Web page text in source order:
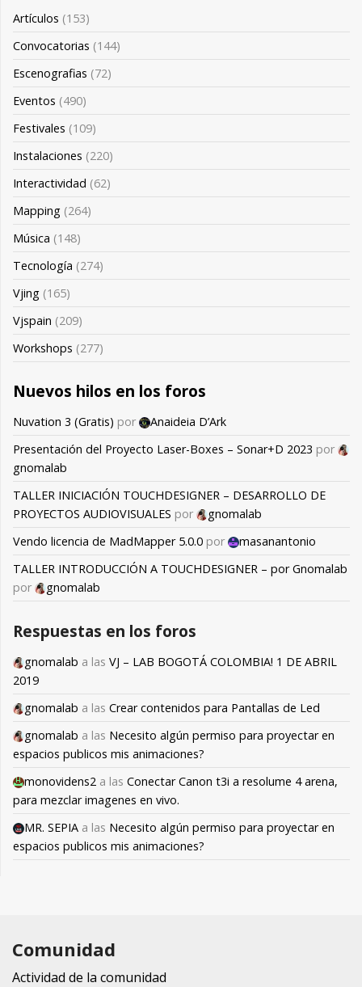
Artículos (153)
Convocatorias (144)
Escenografias (72)
Eventos (490)
Festivales (109)
Instalaciones (220)
Interactividad (62)
Mapping (264)
Música (148)
Tecnología (274)
Vjing (165)
Vjspain (209)
Workshops (277)
Nuevos hilos en los foros
Nuvation 3 (Gratis) por
Anaideia D’Ark
Presentación del Proyecto Laser-Boxes – Sonar+D 2023 por
gnomalab
TALLER INICIACIÓN TOUCHDESIGNER – DESARROLLO DE
PROYECTOS AUDIOVISUALES por
gnomalab
Vendo licencia de MadMapper 5.0.0 por
masanantonio
TALLER INTRODUCCIÓN A TOUCHDESIGNER – por Gnomalab
por
gnomalab
Respuestas en los foros
gnomalab a las VJ – LAB BOGOTÁ COLOMBIA! 1 DE ABRIL
2019
gnomalab a las Crear contenidos para Pantallas de Led
gnomalab a las Necesito algún permiso para proyectar en
espacios publicos mis animaciones?
monovidens2 a las Conectar Canon t3i a resolume 4 arena,
para mezclar imagenes en vivo.
MR. SEPIA a las Necesito algún permiso para proyectar en
espacios publicos mis animaciones?
Comunidad
Actividad de la comunidad